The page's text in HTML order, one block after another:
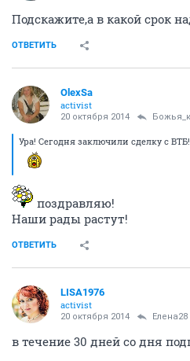
Подскажите,а в какой срок
ОТВЕТИТЬ
OlexSa
activist
20 октября 2014
Ура! Сегодня заключили сделку с
поздравляю!
Наши рады растут!
ОТВЕТИТЬ
LISA1976
activist
20 октября 2014 Елена28
в течение 30 дней со дня